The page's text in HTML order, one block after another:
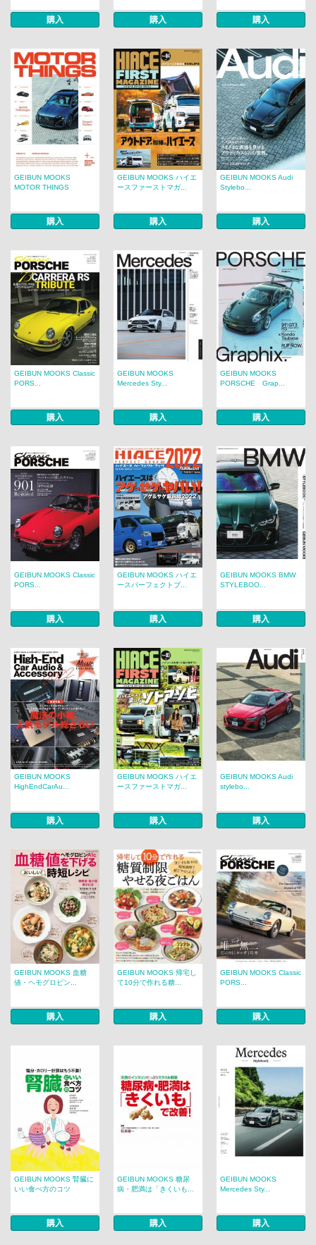
購入 購入 購入
GEIBUN MOOKS
MOTOR THINGS
購入
GEIBUN MOOKS ハイエ
ースファーストマガ...
購入
GEIBUN MOOKS Audi
Stylebo...
購入
GEIBUN MOOKS Classic
PORS...
購入
GEIBUN MOOKS
Mercedes Sty...
購入
GEIBUN MOOKS
PORSCHE Grap...
購入
GEIBUN MOOKS Classic
PORS...
購入
GEIBUN MOOKS ハイエ
ースパーフェクトブ...
購入
GEIBUN MOOKS BMW
STYLEBOO...
購入
GEIBUN MOOKS
HighEndCarAu...
購入
GEIBUN MOOKS ハイエ
ースファーストマガ...
購入
GEIBUN MOOKS Audi
stylebo...
購入
GEIBUN MOOKS 血糖
値・ヘモグロビン...
購入
GEIBUN MOOKS 帰宅し
て10分で作れる糖...
購入
GEIBUN MOOKS Classic
PORS...
購入
GEIBUN MOOKS 腎臓に
いい食べ方のコツ
購入
GEIBUN MOOKS 糖尿
病・肥満は「きくいも...
購入
GEIBUN MOOKS
Mercedes Sty...
購入